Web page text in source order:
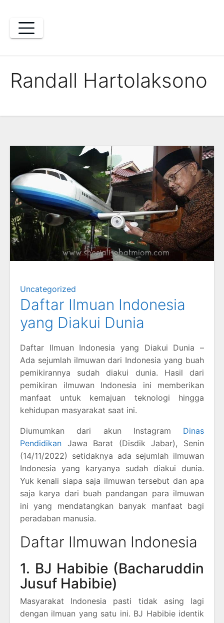
content
Randall Hartolaksono
Uncategorized
Daftar Ilmuan Indonesia
yang Diakui Dunia
Daftar Ilmuan Indonesia yang Diakui Dunia –
Ada sejumlah ilmuwan dari Indonesia yang buah
pemikirannya sudah diakui dunia. Hasil dari
pemikiran ilmuwan Indonesia ini memberikan
manfaat untuk kemajuan teknologi hingga
kehidupan masyarakat saat ini.
Diumumkan dari akun Instagram Dinas
Pendidikan Jawa Barat (Disdik Jabar), Senin
(14/11/2022) setidaknya ada sejumlah ilmuwan
Indonesia yang karyanya sudah diakui dunia.
Yuk kenali siapa saja ilmuwan tersebut dan apa
saja karya dari buah pandangan para ilmuwan
ini yang mendatangkan banyak manfaat bagi
peradaban manusia.
Daftar Ilmuwan Indonesia
1. BJ Habibie (Bacharuddin
Jusuf Habibie)
Masyarakat Indonesia pasti tidak asing lagi
dengan ilmuan yang satu ini. BJ Habibie identik